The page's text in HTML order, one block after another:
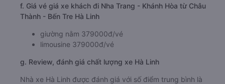
f. Giá vé giá xe khách đi Nha Trang - Khánh Hòa từ Châu
Thành - Bến Tre Hà Linh
giường nằm 379000đ/vé
limousine 379000đ/vé
g. Review, đánh giá chất lượng xe Hà Linh
Nhà xe Hà Linh được đánh giá với số điểm trung bình là